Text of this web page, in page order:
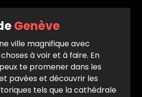
Genève
ville magnifique avec
à voir et à faire. En
te promener dans les
pavées et découvrir les
tels que la cathédrale